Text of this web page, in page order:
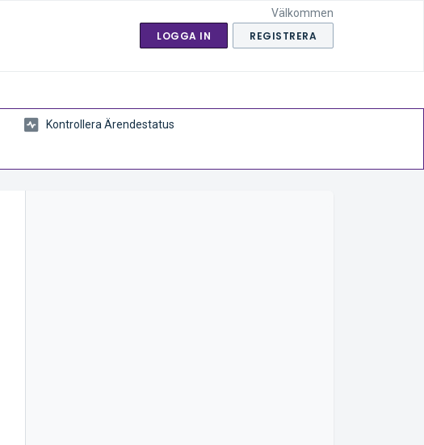
Välkommen
LOGGA IN REGISTRERA
Kontrollera Ärendestatus